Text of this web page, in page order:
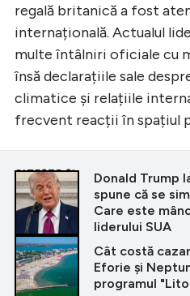
regală britanică a fost
internațională. Actualul
multe întâlniri oficiale cu
însă declarațiile sale
climatice și relațiile
frecvent reacții în spațiul
CITEȘTE ȘI
Donald Trump
spune că se
Care este
liderului SUA
Cât costă
Eforie și
programul